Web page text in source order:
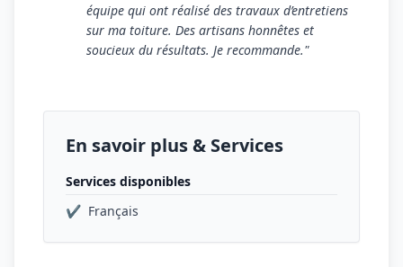
équipe qui ont réalisé des travaux d’entretiens
sur ma toiture. Des artisans honnêtes et
soucieux du résultats. Je recommande."
En savoir plus & Services
Services disponibles
✔ Français